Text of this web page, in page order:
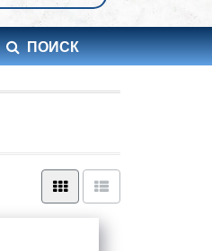
ПОИСК